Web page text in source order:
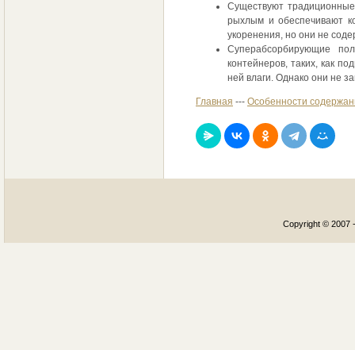
Существуют
рыхлым и обеспечивают
укоренения, но они не
Суперабсорбирующие
контейнеров, таких, как
ней влаги. Однако они не
Главная --- Особенности
Copyright © 2007